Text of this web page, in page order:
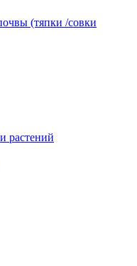
(тяпки /совки
растений